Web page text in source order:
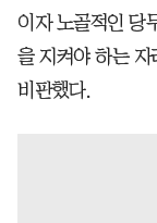
이자 노골적인 당
을 지켜야 하는
비판했다.